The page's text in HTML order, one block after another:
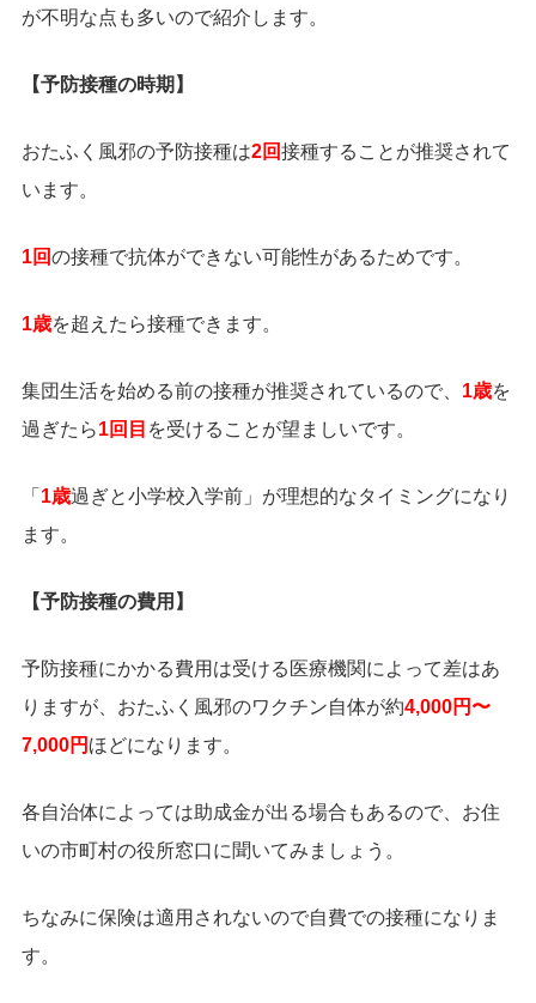
が不明な点も多いので紹介します。
【予防接種の時期】
おたふく風邪の予防接種は2回接種することが推奨されて
います。
1回の接種で抗体ができない可能性があるためです。
1歳を超えたら接種できます。
集団生活を始める前の接種が推奨されているので、 1歳を
過ぎたら1回目 を受けることが望ましいです。
「1歳過ぎと小学校入学前」が理想的なタイミングになり
ます。
【予防接種の費用】
予防接種にかかる費用は受ける医療機関によって差はあ
りますが、おたふく風邪のワクチン自体が約4,000円〜
7,000円 ほどになります。
各自治体によっては助成金が出る場合もあるので、お住
いの市町村の役所窓口に聞いてみましょう。
ちなみに保険は適用されないので自費での接種になりま
す。